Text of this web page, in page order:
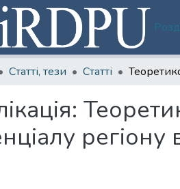
Статті, тези Статті
регіону